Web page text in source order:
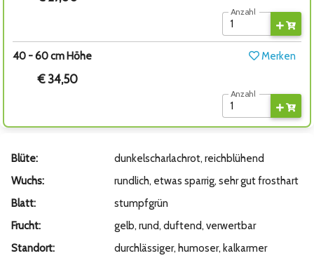
Anzahl
40 - 60 cm Höhe Merken
€ 34,50
Anzahl
Blüte:
dunkelscharlachrot, reichblühend
Wuchs:
rundlich, etwas sparrig, sehr gut frosthart
Blatt:
stumpfgrün
Frucht:
gelb, rund, duftend, verwertbar
Standort:
durchlässiger, humoser, kalkarmer